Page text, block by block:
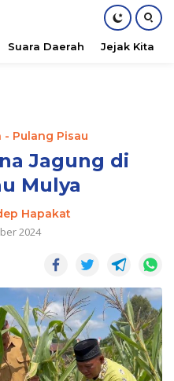
Suara Daerah Jejak Kita
- Pulang Pisau
Jagung di
Mulya
Hapakat
2024